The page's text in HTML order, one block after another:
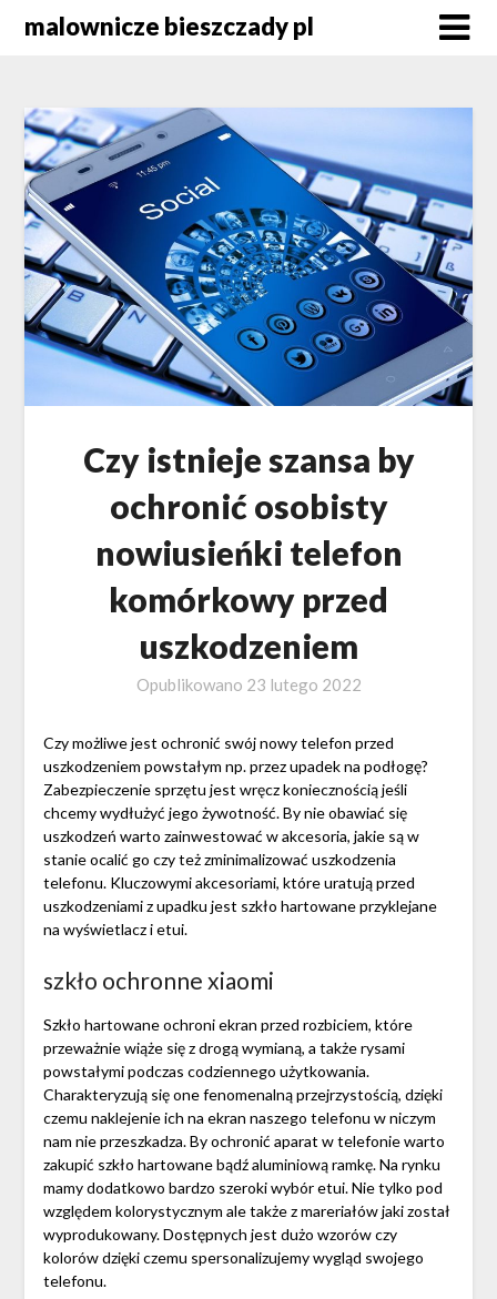
malownicze bieszczady pl
Czy istnieje szansa by
ochronić osobisty
nowiusieńki telefon
komórkowy przed
uszkodzeniem
Opublikowano 23 lutego 2022
Czy możliwe jest ochronić swój nowy telefon przed
uszkodzeniem powstałym np. przez upadek na podłogę?
Zabezpieczenie sprzętu jest wręcz koniecznością jeśli
chcemy wydłużyć jego żywotność. By nie obawiać się
uszkodzeń warto zainwestować w akcesoria, jakie są w
stanie ocalić go czy też zminimalizować uszkodzenia
telefonu. Kluczowymi akcesoriami, które uratują przed
uszkodzeniami z upadku jest szkło hartowane przyklejane
na wyświetlacz i etui.
szkło ochronne xiaomi
Szkło hartowane ochroni ekran przed rozbiciem, które
przeważnie wiąże się z drogą wymianą, a także rysami
powstałymi podczas codziennego użytkowania.
Charakteryzują się one fenomenalną przejrzystością, dzięki
czemu naklejenie ich na ekran naszego telefonu w niczym
nam nie przeszkadza. By ochronić aparat w telefonie warto
zakupić szkło hartowane bądź aluminiową ramkę. Na rynku
mamy dodatkowo bardzo szeroki wybór etui. Nie tylko pod
względem kolorystycznym ale także z mareriałów jaki został
wyprodukowany. Dostępnych jest dużo wzorów czy
kolorów dzięki czemu spersonalizujemy wygląd swojego
telefonu.